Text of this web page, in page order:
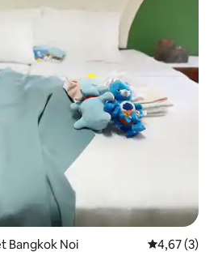
Bangkok Noi Évaluation
4,67 (3)